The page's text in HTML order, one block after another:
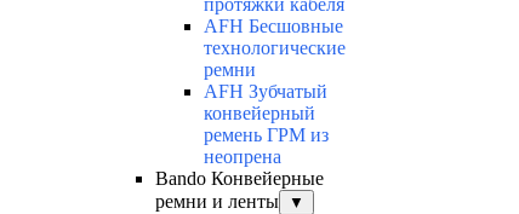
протяжки кабеля
AFH Бесшовные
технологические
ремни
AFH Зубчатый
конвейерный
ремень ГРМ из
неопрена
Bando Конвейерные
ремни и ленты
▼